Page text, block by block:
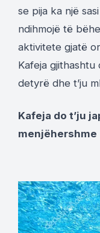
se pija ka një
ndihmojë të
aktivitete gjatë
Kafeja gjithashtu
detyrë dhe t’ju
Kafeja do t’ju
menjëhershme